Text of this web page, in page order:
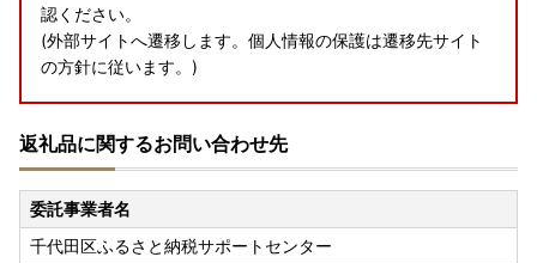
認ください。
(外部サイトへ遷移します。個人情報の保護は遷移先サイト
の方針に従います。)
【ふるさとPASS】ワンストップ特例制度の手続きをスマホ
でできるサービス
https://www.furusato-pass.jp/static/about
上記URLに、電子申請についてご紹介しておりますのでご確
認ください。
返礼品に関するお問い合わせ先
委託事業者名
千代田区ふるさと納税サポートセンター